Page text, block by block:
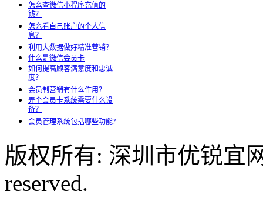
怎么查微信小程序充值的
钱？
怎么看自己账户的个人信
息？
利用大数据做好精准营销？
什么是微信会员卡
如何提高顾客满意度和忠诚
度？
会员制营销有什么作用？
弄个会员卡系统需要什么设
备？
会员管理系统包括哪些功能?
版权所有: 深圳市优锐宜
reserved.